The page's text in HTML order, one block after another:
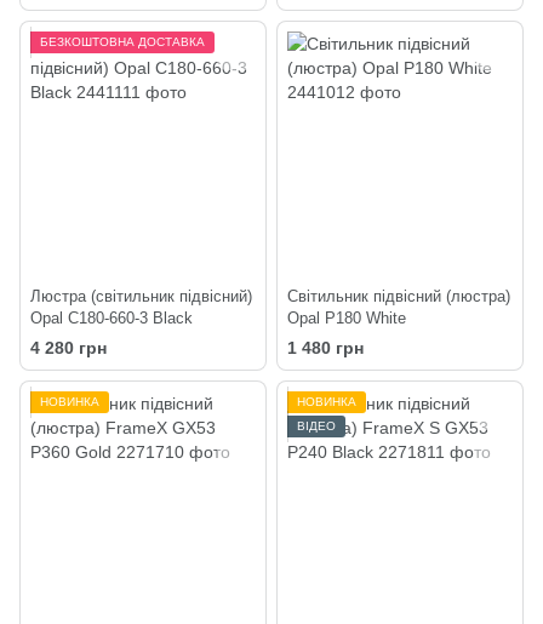
БЕЗКОШТОВНА ДОСТАВКА
Люстра (світильник підвісний)
Opal C180-660-3 Black
4 280 грн
Світильник підвісний (люстра)
Opal P180 White
1 480 грн
НОВИНКА
НОВИНКА
ВІДЕО